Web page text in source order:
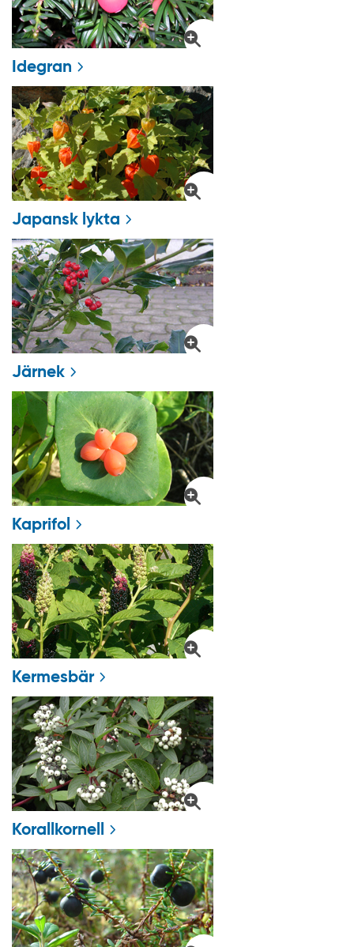
Idegran
Japansk lykta
Järnek
Kaprifol
Kermesbär
Korallkornell